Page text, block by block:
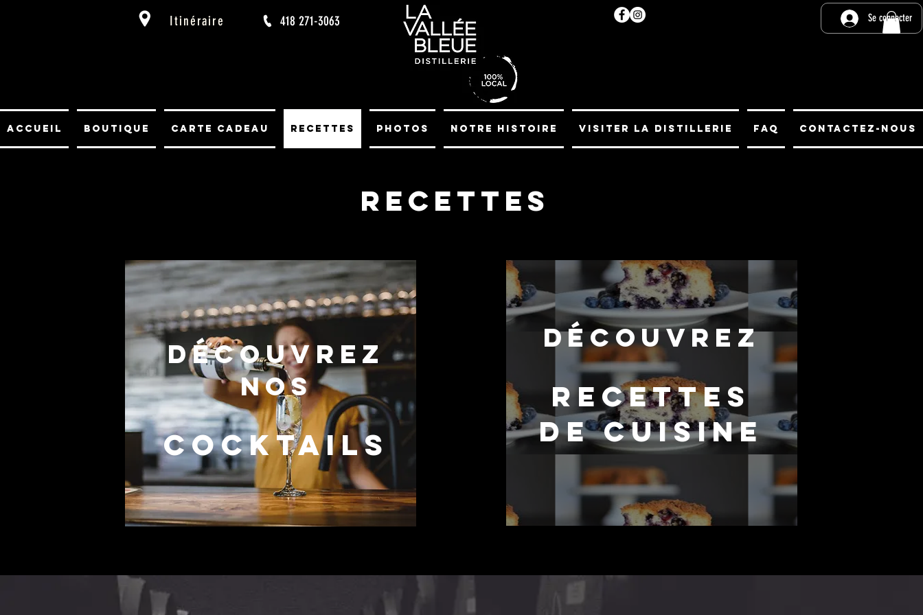
Se connecter
Accueil Boutique Carte cadeau Recettes Photos Notre histoire Visiter la distillerie FAQ Contactez-Nous
418 271-3063
Itinéraire
Recettes
DÉcouvrez
nos
Cocktails
DÉcouvrez
Recettes
de cuisine